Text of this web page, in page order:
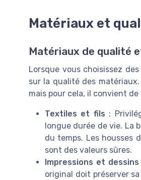
Matériaux et
Matériaux de qualité
Lorsque vous choisissez
sur la qualité des
mais pour cela, il convient
Textiles et fils :
longue durée de vie. La
du temps. Les housses
sont des valeurs sûres.
Impressions et dessins
original doit préserver